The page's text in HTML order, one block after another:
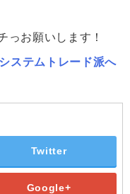
っお願いします！
Twitter
Google+